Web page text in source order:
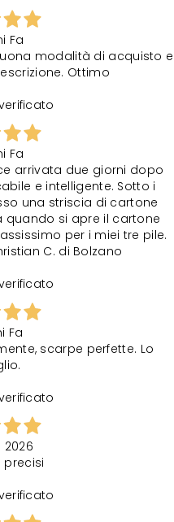
Fa
modalità di acquisto e
Ottimo
Fa
arrivata due giorni dopo
e intelligente. Sotto i
una striscia di cartone
si apre il cartone
per i miei tre pile.
C. di Bolzano
Fa
scarpe perfette. Lo
2026
precisi